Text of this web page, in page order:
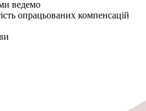
ведемо
опрацьованих компенсацій